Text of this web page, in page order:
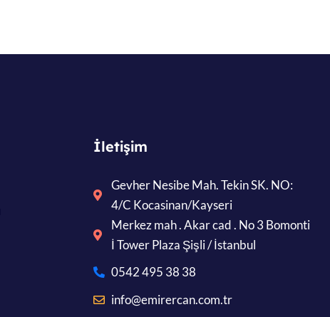
İletişim
Gevher Nesibe Mah. Tekin SK. NO:
4/C Kocasinan/Kayseri
Merkez mah . Akar cad . No 3 Bomonti
İ Tower Plaza Şişli / İstanbul
0542 495 38 38
info@emirercan.com.tr